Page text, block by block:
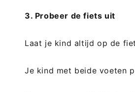
3. Probeer de fiets uit
Laat je kind altijd op de
Je kind met beide voeten